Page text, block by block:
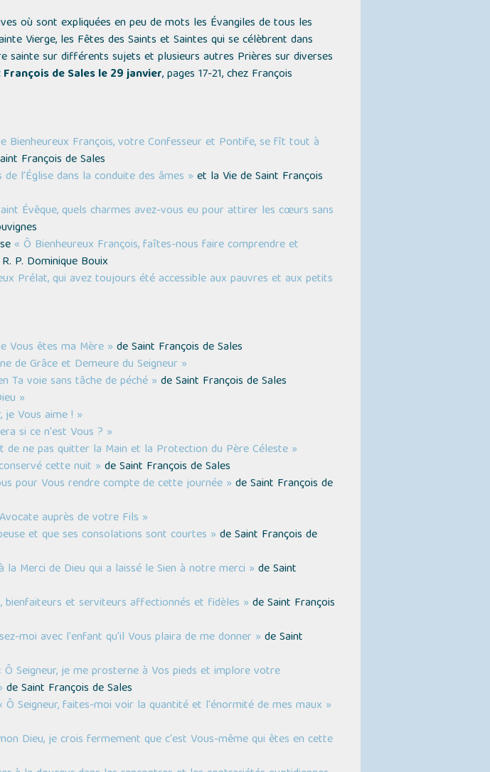
où sont expliquées en peu de mots les Évangiles de tous les
Vierge, les Fêtes des Saints et Saintes qui se célèbrent dans
sainte sur différents sujets et plusieurs autres Prières sur diverses
de Sales le 29 janvier, pages 17-21, chez François
Bienheureux François, votre Confesseur et Pontife, se fît tout à
François de Sales
l’Église dans la conduite des âmes » et la Vie de Saint François
Évêque, quels charmes avez-vous eu pour attirer les cœurs sans
« Ô Bienheureux François, faîtes-nous faire comprendre et
P. Dominique Bouix
Prélat, qui avez toujours été accessible aux pauvres et aux petits
Vous êtes ma Mère » de Saint François de Sales
de Grâce et Demeure du Seigneur »
Ta voie sans tâche de péché » de Saint François de Sales
»
je Vous aime ! »
si ce n'est Vous ? »
de ne pas quitter la Main et la Protection du Père Céleste »
cette nuit » de Saint François de Sales
pour Vous rendre compte de cette journée » de Saint François de
auprès de votre Fils »
et que ses consolations sont courtes » de Saint François de
la Merci de Dieu qui a laissé le Sien à notre merci » de Saint
bienfaiteurs et serviteurs affectionnés et fidèles » de Saint François
moi avec l'enfant qu'il Vous plaira de me donner » de Saint
Ô Seigneur, je me prosterne à Vos pieds et implore votre
de Saint François de Sales
Ô Seigneur, faites-moi voir la quantité et l'énormité de mes maux »
Dieu, je crois fermement que c'est Vous-même qui êtes en cette